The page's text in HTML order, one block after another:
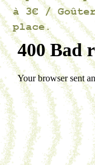
à 3€ /
place.